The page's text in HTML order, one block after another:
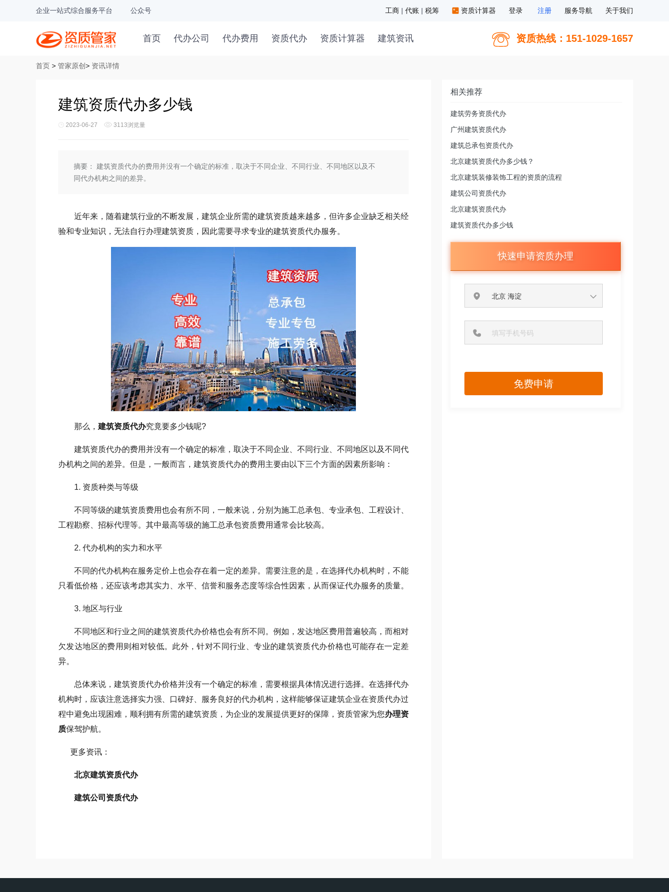
企业一站式综合服务平台 公众号 工商 | 代账 | 税筹 资质计算器 登录 注册 服务导航 关于我们
首页 代办公司 代办费用 资质代办 资质计算器 建筑资讯 资质热线：151-1029-1657
首页 > 管家原创> 资讯详情
建筑资质代办多少钱
2023-06-27 3113浏览量
摘要：
建筑资质代办的费用并没有一个确定的标准，取决于不同企业、不同行业、不同地区以及不
同代办机构之间的差异。
近年来，随着建筑行业的不断发展，建筑企业所需的建筑资质越来越多，但许多企业缺乏相关经
验和专业知识，无法自行办理建筑资质，因此需要寻求专业的建筑资质代办服务。
那么， 建筑资质代办究竟要多少钱呢?
建筑资质代办的费用并没有一个确定的标准，取决于不同企业、不同行业、不同地区以及不同代
办机构之间的差异。但是，一般而言，建筑资质代办的费用主要由以下三个方面的因素所影响：
1. 资质种类与等级
不同等级的建筑资质费用也会有所不同，一般来说，分别为施工总承包、专业承包、工程设计、
工程勘察、招标代理等。其中最高等级的施工总承包资质费用通常会比较高。
2. 代办机构的实力和水平
不同的代办机构在服务定价上也会存在着一定的差异。需要注意的是，在选择代办机构时，不能
只看低价格，还应该考虑其实力、水平、信誉和服务态度等综合性因素，从而保证代办服务的质量。
3. 地区与行业
不同地区和行业之间的建筑资质代办价格也会有所不同。例如，发达地区费用普遍较高，而相对
欠发达地区的费用则相对较低。此外，针对不同行业、专业的建筑资质代办价格也可能存在一定差
异。
总体来说，建筑资质代办价格并没有一个确定的标准，需要根据具体情况进行选择。在选择代办
机构时，应该注意选择实力强、口碑好、服务良好的代办机构，这样能够保证建筑企业在资质代办过
程中避免出现困难，顺利拥有所需的建筑资质，为企业的发展提供更好的保障，资质管家为您办理资
质保驾护航。
更多资讯：
北京建筑资质代办
建筑公司资质代办
相关推荐
建筑劳务资质代办
广州建筑资质代办
建筑总承包资质代办
北京建筑资质代办多少钱？
北京建筑装修装饰工程的资质的流程
建筑公司资质代办
北京建筑资质代办
建筑资质代办多少钱
快速申请资质办理